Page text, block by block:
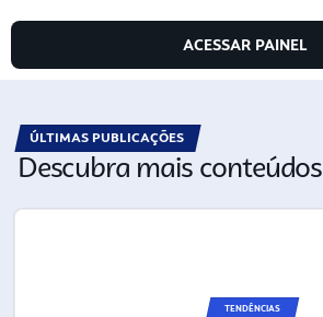
ACESSAR PAINEL
ÚLTIMAS PUBLICAÇÕES
Descubra mais conteúdos
TENDÊNCIAS